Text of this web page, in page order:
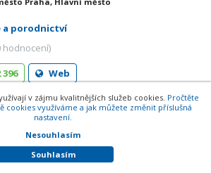
a porodnictví
hodnocení)
396
Web
7/576, 162 00 Praha 6-
Praha, Hlavní město
v zájmu kvalitnějších služeb cookies. Pročtěte
cookies využíváme a jak můžete změnit příslušná
nastavení.
Nesouhlasím
Souhlasím